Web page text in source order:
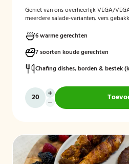
Geniet van ons overheerlijk VEGA/
meerdere salade-varianten, vers
6 warme gerechten
7 soorten koude gerechten
Chafing dishes, borden & bestek